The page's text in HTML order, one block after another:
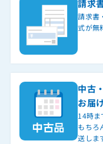
請求
請求書
式が無
中古
お届
14時ま
もちろ
送しま